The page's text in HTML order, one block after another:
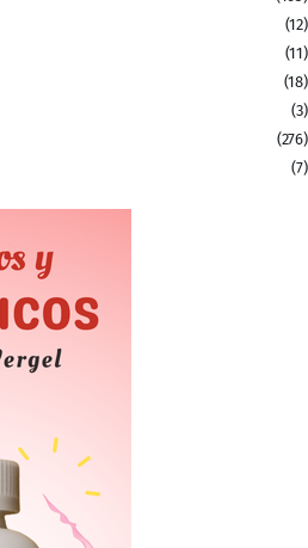
(12)
(11)
(18)
(3)
(276)
(7)